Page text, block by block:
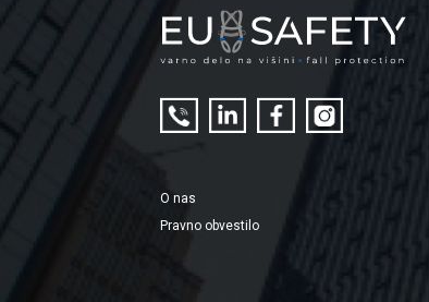
O nas
Pravno obvestilo